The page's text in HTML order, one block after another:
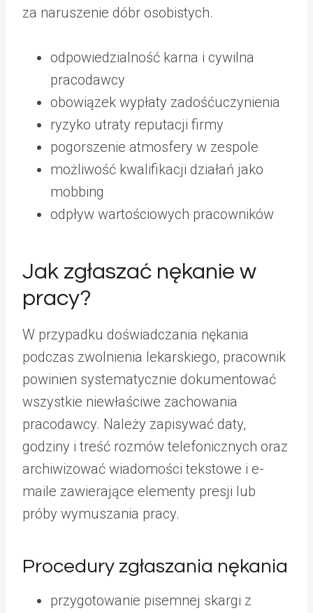
za naruszenie dóbr osobistych.
odpowiedzialność karna i cywilna
pracodawcy
obowiązek wypłaty zadośćuczynienia
ryzyko utraty reputacji firmy
pogorszenie atmosfery w zespole
możliwość kwalifikacji działań jako
mobbing
odpływ wartościowych pracowników
Jak zgłaszać nękanie w
pracy?
W przypadku doświadczania nękania
podczas zwolnienia lekarskiego, pracownik
powinien systematycznie dokumentować
wszystkie niewłaściwe zachowania
pracodawcy. Należy zapisywać daty,
godziny i treść rozmów telefonicznych oraz
archiwizować wiadomości tekstowe i e-
maile zawierające elementy presji lub
próby wymuszania pracy.
Procedury zgłaszania nękania
przygotowanie pisemnej skargi z